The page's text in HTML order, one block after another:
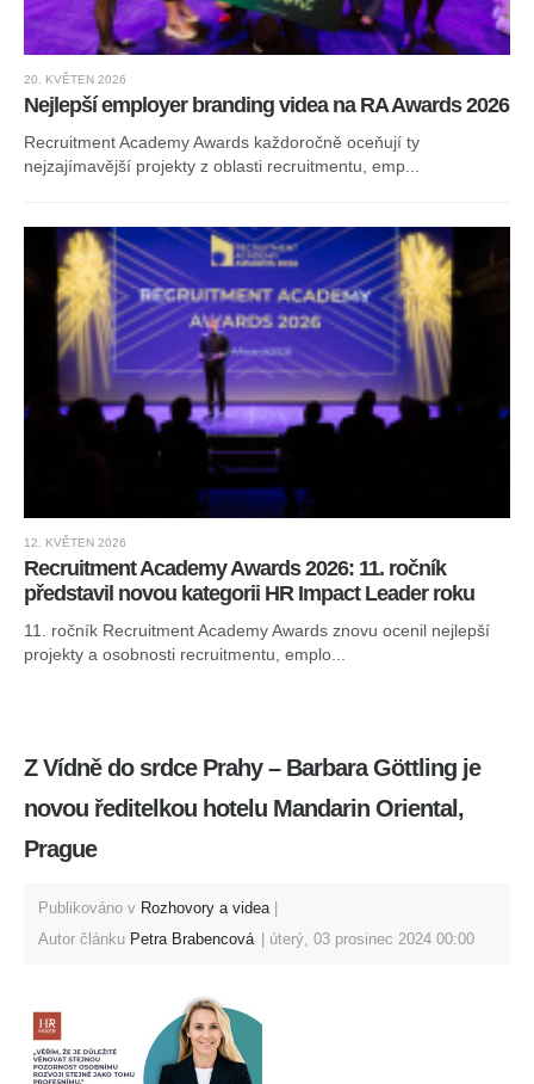
20. KVĚTEN 2026
Nejlepší employer branding videa na RA Awards 2026
Recruitment Academy Awards každoročně oceňují ty
nejzajímavější projekty z oblasti recruitmentu, emp...
12. KVĚTEN 2026
Recruitment Academy Awards 2026: 11. ročník
představil novou kategorii HR Impact Leader roku
11. ročník Recruitment Academy Awards znovu ocenil nejlepší
projekty a osobnosti recruitmentu, emplo...
Z Vídně do srdce Prahy – Barbara Gӧttling je
novou ředitelkou hotelu Mandarin Oriental,
Prague
Publikováno v Rozhovory a videa
Autor článku Petra Brabencová úterý, 03 prosinec 2024 00:00